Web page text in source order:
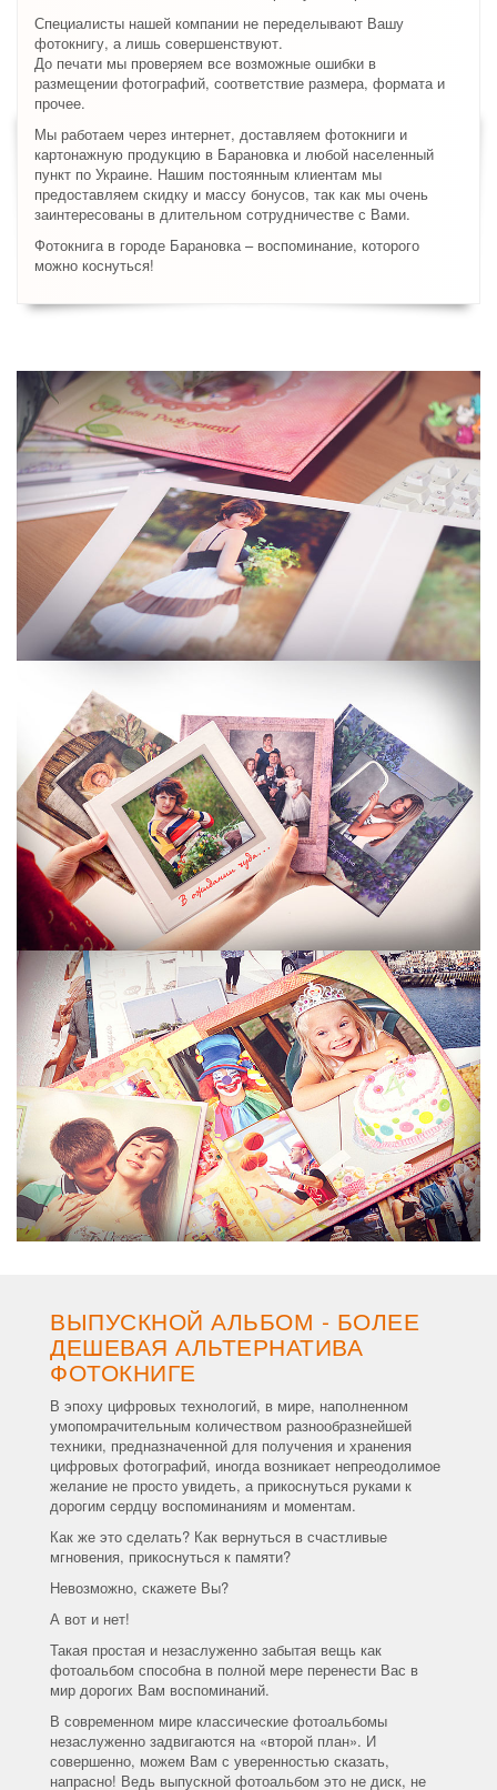
Специалисты нашей компании не переделывают Вашу
фотокнигу, а лишь совершенствуют.
До печати мы проверяем все возможные ошибки в
размещении фотографий, соответствие размера, формата и
прочее.
Мы работаем через интернет, доставляем фотокниги и
картонажную продукцию в Барановка и любой населенный
пункт по Украине. Нашим постоянным клиентам мы
предоставляем скидку и массу бонусов, так как мы очень
заинтересованы в длительном сотрудничестве с Вами.
Фотокнига в городе Барановка – воспоминание, которого
можно коснуться!
ВЫПУСКНОЙ АЛЬБОМ - БОЛЕЕ
ДЕШЕВАЯ АЛЬТЕРНАТИВА
ФОТОКНИГЕ
В эпоху цифровых технологий, в мире, наполненном
умопомрачительным количеством разнообразнейшей
техники, предназначенной для получения и хранения
цифровых фотографий, иногда возникает непреодолимое
желание не просто увидеть, а прикоснуться руками к
дорогим сердцу воспоминаниям и моментам.
Как же это сделать? Как вернуться в счастливые
мгновения, прикоснуться к памяти?
Невозможно, скажете Вы?
А вот и нет!
Такая простая и незаслуженно забытая вещь как
фотоальбом способна в полной мере перенести Вас в
мир дорогих Вам воспоминаний.
В современном мире классические фотоальбомы
незаслуженно задвигаются на «второй план». И
совершенно, можем Вам с уверенностью сказать,
напрасно! Ведь выпускной фотоальбом это не диск, не